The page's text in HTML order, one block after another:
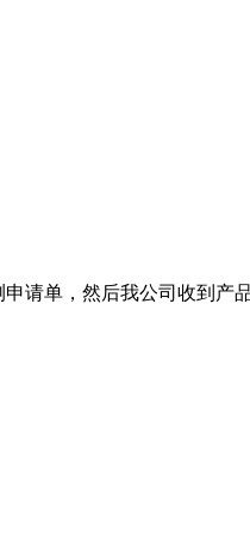
请单，然后我公司收到产